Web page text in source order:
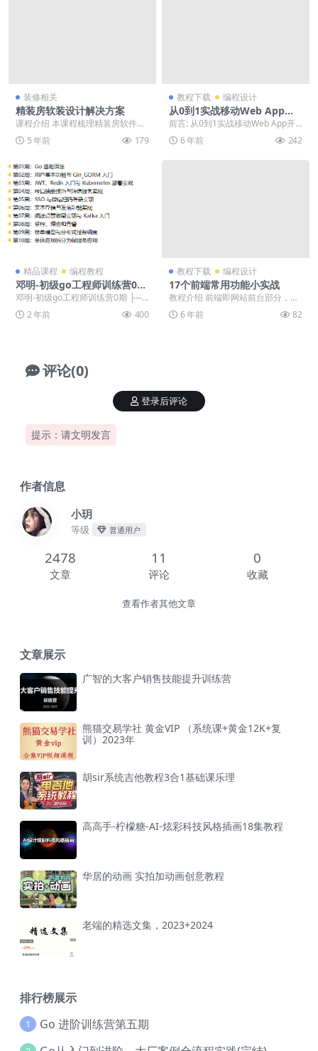
装修相关
精装房软装设计解决方案
课程介绍 本课程梳理精装房软件设
计流程，按设计流程的步骤，从测
量、沟通到方案制作...
5 年前 179
教程下载 编程设计
从0到1实战移动Web App开
发
前言: 从0到1实战移动Web App开
发，喜欢就下载吧。 正文: 从0到1
实...6 年前 242
精品课程 编程教程
邓明-初级go工程师训练营0期
（前10周）
邓明-初级go工程师训练营0期 ├──
第01周：Go 基础语法 | ├──第二
讲...2 年前 400
教程下载 编程设计
17个前端常用功能小实战
教程介绍 前端即网站前台部分，运
行在PC端，移动端等浏览器上展现
给用户浏览的网页...
6 年前 82
评论(0)
提示：请文明发言
登录后评论
作者信息
小玥
等级 普通用户
2478
文章
11
评论
0
收藏
查看作者其他文章
文章展示
广智的大客户销售技能提升训练营
熊猫交易学社 黄金VIP （系统课+黄金12K+复
训）2023年
胡sir系统吉他教程3合1基础课乐理
高高手-柠檬糖-AI-炫彩科技风格插画18集教程
华居的动画 实拍加动画创意教程
老端的精选文集，2023+2024
排行榜展示
1 Go 进阶训练营第五期